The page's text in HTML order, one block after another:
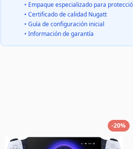
• Empaque especializado para
• Certificado de calidad Nugatt
• Guía de configuración inicial
• Información de garantía
-20%